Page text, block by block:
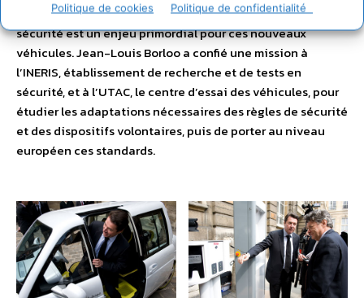
Politique de cookies Politique de confidentialité
l’industrialisation des véhicules décarbonés. Enfin, la
sécurité est un enjeu primordial pour ces nouveaux
véhicules. Jean-Louis Borloo a confié une mission à
l’INERIS, établissement de recherche et de tests en
sécurité, et à l’UTAC, le centre d’essai des véhicules, pour
étudier les adaptations nécessaires des règles de sécurité
et des dispositifs volontaires, puis de porter au niveau
européen ces standards.